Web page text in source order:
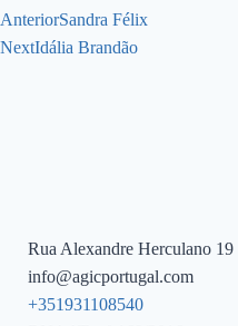
AnteriorSandra Félix
NextIdália Brandão
Rua Alexandre Herculano
info@agicportugal.com
+351931108540